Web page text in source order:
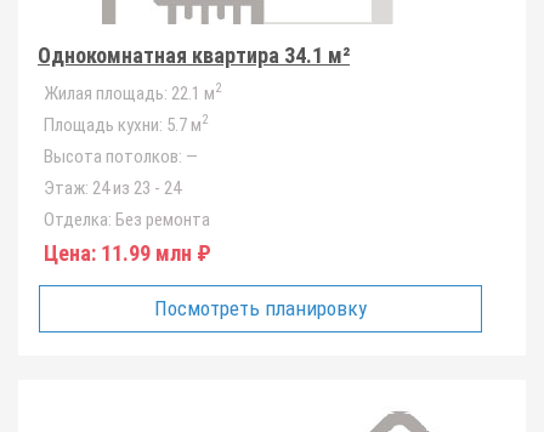
Однокомнатная квартира 34.1 м²
Жилая площадь: 22.1 м2
Площадь кухни: 5.7 м2
Высота потолков: —
Этаж: 24 из 23 - 24
Отделка: Без ремонта
Цена: 11.99 млн ₽
Посмотреть планировку